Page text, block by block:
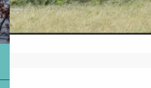
Ouverture et coordonnées